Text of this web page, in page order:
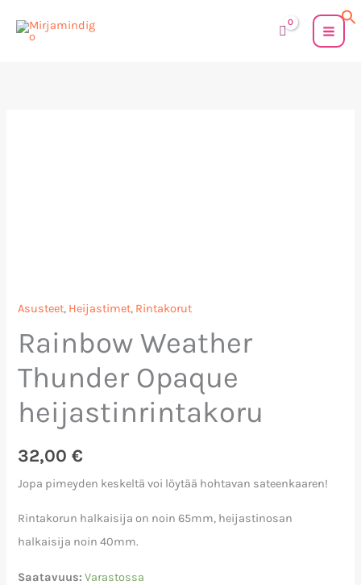
sisältöön
Asusteet, Heijastimet, Rintakorut
Rainbow Weather
Thunder Opaque
heijastinrintakoru
32,00€
Jopa pimeyden keskeltä voi löytää hohtavan sateenkaaren!
Rintakorun halkaisija on noin 65mm, heijastinosan
halkaisija noin 40mm.
Saatavuus: Varastossa